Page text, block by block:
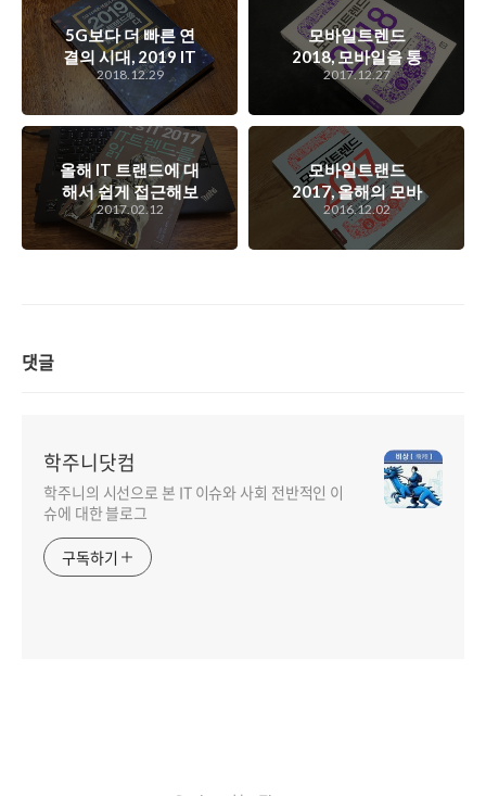
5G보다 더 빠른 연
결의 시대, 2019 IT
트랜드를 읽다
2018.12.29
모바일트렌드
2018, 모바일을 통
해 진행되는 무소유
의 시대를 얘기하다
2017.12.27
올해 IT 트랜드에 대
해서 쉽게 접근해보
려면? 'IT 트랜드를
읽다'를 통해 가볍
게 먼저 살펴보는 것
2017.02.12
모바일트랜드
2017, 올해의 모바
일 시장 분석과 내년
도 전망을 손쉽게 풀
어 쓴 책..
2016.12.02
댓글
학주니닷컴
학주니의 시선으로 본 IT 이슈와 사회 전반적인 이
슈에 대한 블로그
구독하기